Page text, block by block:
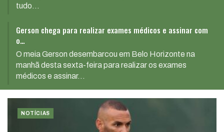
tudo…
Gerson chega para realizar exames médicos e assinar com
o…
O meia Gerson desembarcou em Belo Horizonte na
manhã desta sexta-feira para realizar os exames
médicos e assinar…
NOTÍCIAS